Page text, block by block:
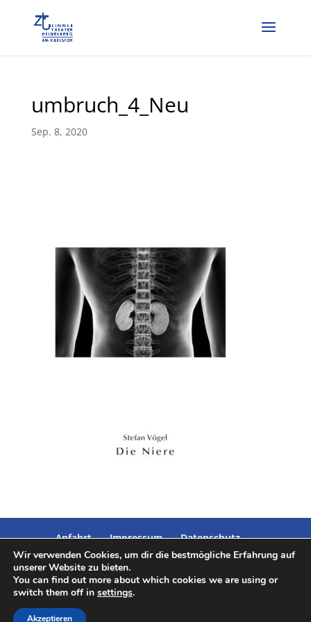
umbruch_4_Neu
Sep. 8, 2020
Anfahrt Impressum Datenschutz
Designed byElegant Themes
Wir verwenden Cookies, um dir die bestmögliche Erfahrung auf
unserer Website zu bieten.
You can find out more about which cookies we are using or
switch them off in settings.
Akzeptieren